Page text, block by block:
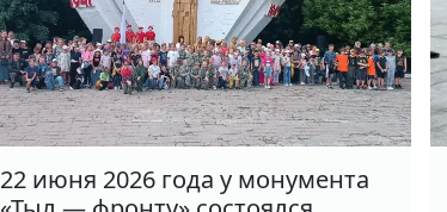
22 июня 2026 года у монумента